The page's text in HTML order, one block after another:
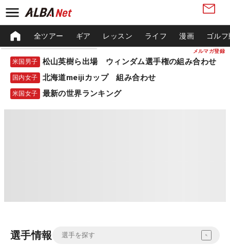
メルマガ登録
全ツアー ギア レッスン ライフ 漫画 ゴル
米国男子 松山英樹ら出場 ウィンダム選手権の組み合わせ
国内女子 北海道meijiカップ 組み合わせ
米国女子 最新の世界ランキング
選手情報